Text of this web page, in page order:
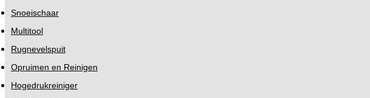
Snoeischaar
Multitool
Rugnevelspuit
Opruimen en Reinigen
Hogedrukreiniger